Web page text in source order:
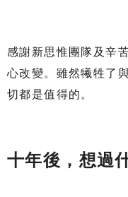
感謝新思惟團隊及辛
心改變。雖然犧牲了
切都是值得的。
十年後，想過